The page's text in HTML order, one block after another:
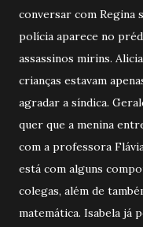
conversar com Regina
polícia aparece no
assassinos mirins.
crianças estavam
agradar a síndica.
quer que a menina
com a professora
está com alguns
colegas, além de
matemática. Isabela já